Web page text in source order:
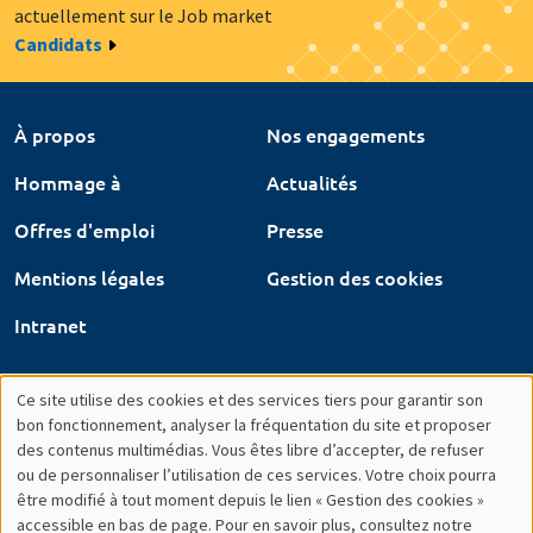
actuellement sur le Job market
Candidats
À propos
Nos engagements
Hommage à
Actualités
Offres d'emploi
Presse
Mentions légales
Gestion des cookies
Intranet
Utilisation
des
données
Ce site utilise des cookies et des services tiers pour garantir son
bon fonctionnement, analyser la fréquentation du site et proposer
des contenus multimédias. Vous êtes libre d’accepter, de refuser
ou de personnaliser l’utilisation de ces services. Votre choix pourra
être modifié à tout moment depuis le lien « Gestion des cookies »
accessible en bas de page. Pour en savoir plus, consultez notre